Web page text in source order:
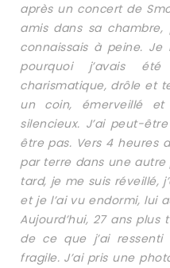
après un concert de
amis dans sa
connaissais à peine.
pourquoi j’avais
charismatique, drôle et
un coin, émerveillé
silencieux. J’ai peut-
être pas. Vers 4 heures
par terre dans une autre
tard, je me suis réveillé,
et je l’ai vu endormi, lui
Aujourd’hui, 27 ans plus
de ce que j’ai
fragile. J’ai pris une